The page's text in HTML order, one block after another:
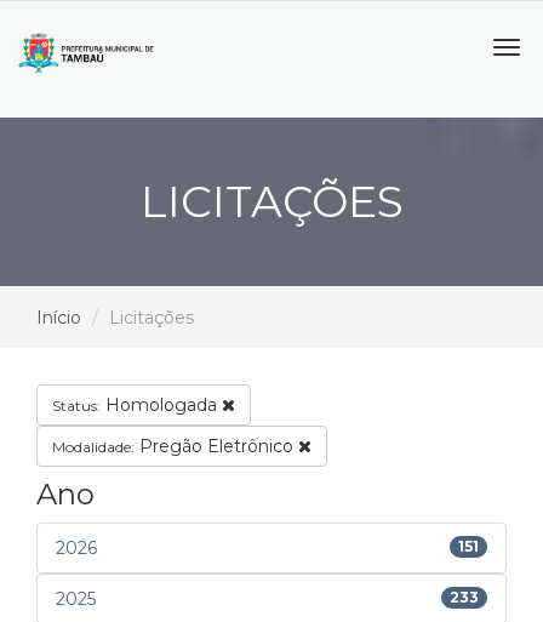
LICITAÇÕES
Início Licitações
Status: Homologada
Modalidade: Pregão Eletrônico
Ano
2026 151
2025 233